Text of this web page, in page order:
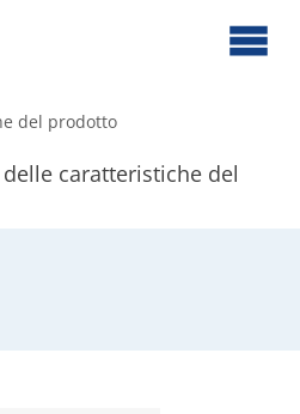
del prodotto
delle caratteristiche del